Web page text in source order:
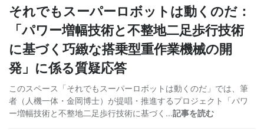
それでもスーパーロボットは動くのだ：
「パワー増幅技術と不整地二足歩行技術
に基づく巧緻な搭乗型重作業機械の開
発」に係る質疑応答
このスペース「それでもスーパーロボットは動くのだ」では、筆
者（人機一体・金岡博士）が提唱・推進するプロジェクト「パワ
ー増幅技術と不整地二足歩行技術に基づく...記事を読む